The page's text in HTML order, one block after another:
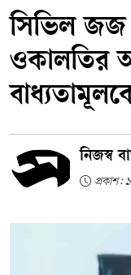
সিভিল জজ
ওকালতির
নিজস্ব
প্রকাশ: